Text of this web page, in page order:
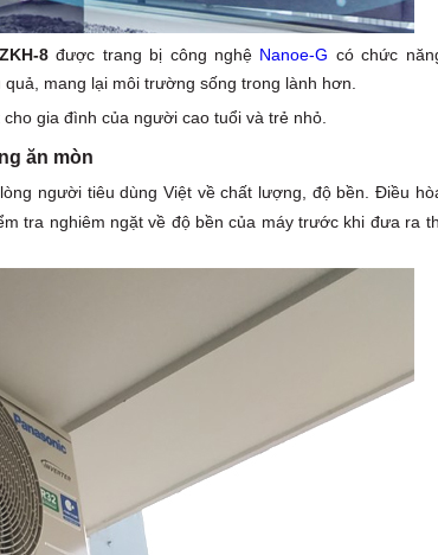
8được trang bị công nghệ Nanoe-G có chức
mang lại môi trường sống trong lành hơn.
gia đình của người cao tuổi và trẻ nhỏ.
ăn mòn
người tiêu dùng Việt về chất lượng, độ bền. Điều
tra nghiêm ngặt về độ bền của máy trước khi đưa ra